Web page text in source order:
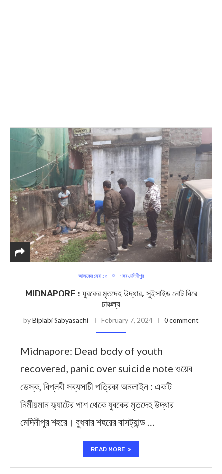
আজকের সেরা ১০ শহর মেদিনীপুর
MIDNAPORE : যুবকের মৃতদেহ উদ্ধার, সুইসাইড নোট ঘিরে
চাঞ্চল্য
byBiplabi Sabyasachi February 7, 2024 0 comment
Midnapore: Dead body of youth
recovered, panic over suicide note ওয়েব
ডেস্ক, বিপ্লবী সব্যসাচী পত্রিকা অনলাইন : একটি
নির্মীয়মান ফ্ল্যাটের পাশ থেকে যুবকের মৃতদেহ উদ্ধার
মেদিনীপুর শহরে। বুধবার শহরের বাসট্যান্ড …
READ MORE